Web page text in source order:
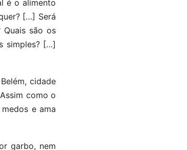
é o alimento
[…] Será
são os
simples? […]
cidade
como o
e ama
garbo, nem